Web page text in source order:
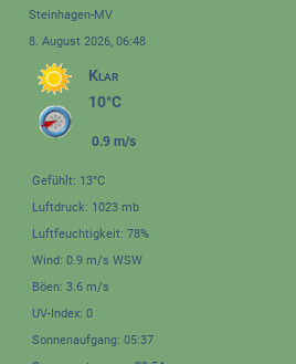
Steinhagen-MV
8. August 2026, 06:48
Klar
10°C
0.9 m/s
Gefühlt: 13°C
Luftdruck: 1023 mb
Luftfeuchtigkeit: 78%
Wind: 0.9 m/s WSW
Böen: 3.6 m/s
UV-Index: 0
Sonnenaufgang: 05:37